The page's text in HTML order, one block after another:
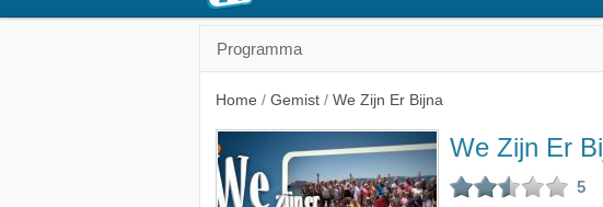
Programma
Home / Gemist / We Zijn Er Bijna
We Zijn Er
5